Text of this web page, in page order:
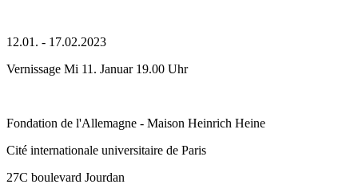
12.01. - 17.02.2023
Vernissage Mi 11. Januar 19.00 Uhr
Fondation de l'Allemagne - Maison Heinrich Heine
Cité internationale universitaire de Paris
27C boulevard Jourdan